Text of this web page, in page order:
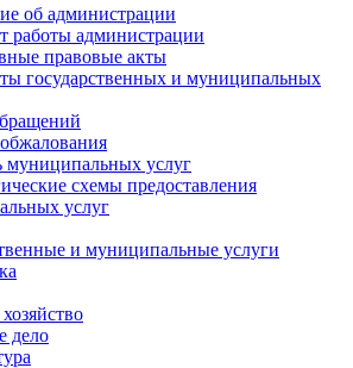
об администрации
работы администрации
правовые акты
государственных и муниципальных
муниципальных услуг
схемы предоставления
услуг
и муниципальные услуги
дело